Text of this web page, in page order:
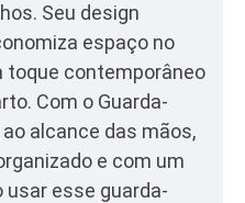
Seu design
espaço no
toque contemporâneo
Com o Guarda-
alcance das mãos,
e com um
usar esse guarda-